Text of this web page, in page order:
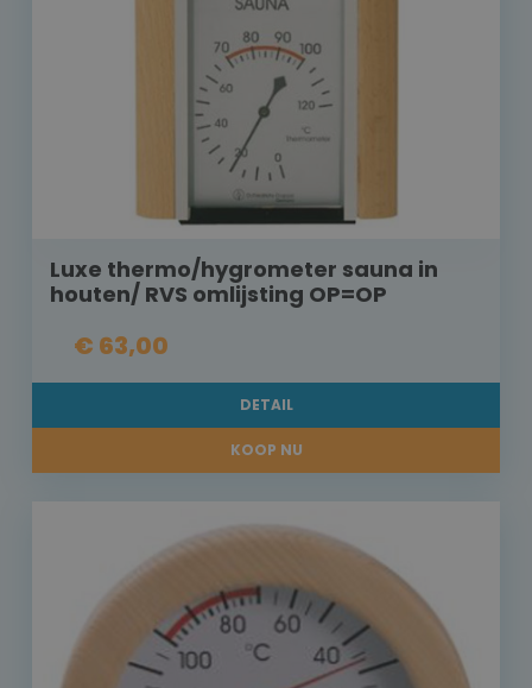
Luxe thermo/hygrometer sauna in
houten/ RVS omlijsting OP=OP
€ 63,00
DETAIL
KOOP NU